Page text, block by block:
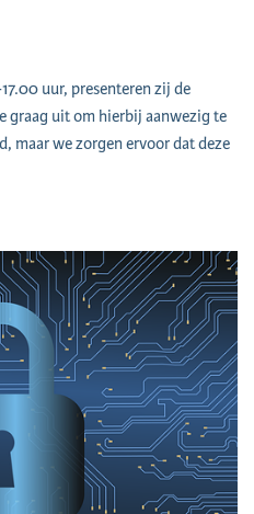
uur, presenteren zij de
graag uit om hierbij aanwezig te
maar we zorgen ervoor dat deze